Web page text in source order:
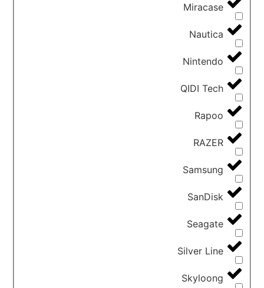
Miracase
Nautica
Nintendo
QIDI Tech
Rapoo
RAZER
Samsung
SanDisk
Seagate
Silver Line
Skyloong